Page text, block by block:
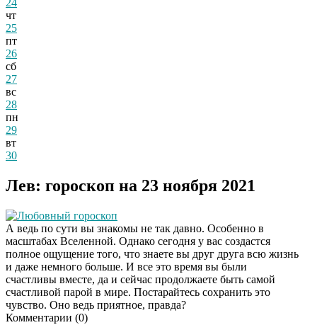
24
чт
25
пт
26
сб
27
вс
28
пн
29
вт
30
Лев: гороскоп на 23 ноября 2021
Любовный гороскоп
А ведь по сути вы знакомы не так давно. Особенно в
масштабах Вселенной. Однако сегодня у вас создастся
полное ощущение того, что знаете вы друг друга всю жизнь
и даже немного больше. И все это время вы были
счастливы вместе, да и сейчас продолжаете быть самой
счастливой парой в мире. Постарайтесь сохранить это
чувство. Оно ведь приятное, правда?
Комментарии (0)
Скрытая камера на